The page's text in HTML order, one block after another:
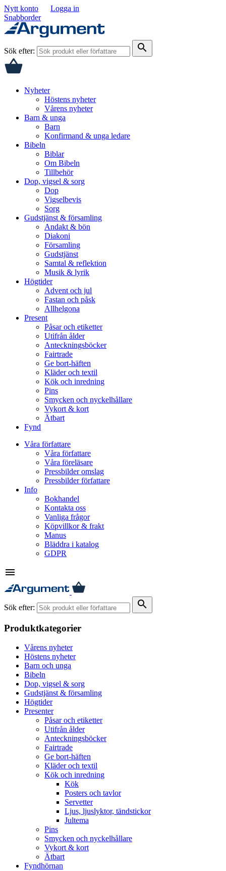
Nytt konto
Logga in
Snabborder
Sök efter: search
Nyheter
Höstens nyheter
Vårens nyheter
Barn & unga
Barn
Konfirmand & unga ledare
Bibeln
Biblar
Om Bibeln
Tillbehör
Dop, vigsel & sorg
Dop
Vigselbevis
Sorg
Gudstjänst & församling
Andakt & bön
Diakoni
Församling
Gudstjänst
Samtal & reflektion
Musik & lyrik
Högtider
Advent och jul
Fastan och påsk
Allhelgona
Present
Påsar och etiketter
Utifrån ålder
Anteckningsböcker
Fairtrade
Ge bort-häften
Kläder och textil
Kök och inredning
Pins
Smycken och nyckelhållare
Vykort & kort
Ätbart
Fynd
Våra författare
Våra författare
Våra föreläsare
Pressbilder omslag
Pressbilder författare
Info
Bokhandel
Kontakta oss
Vanliga frågor
Köpvillkor & frakt
Manus
Bläddra i katalog
GDPR
menu
Sök efter: search
Produktkategorier
Vårens nyheter
Höstens nyheter
Barn och unga
Bibeln
Dop, vigsel & sorg
Gudstjänst & församling
Högtider
Presenter
Påsar och etiketter
Utifrån ålder
Anteckningsböcker
Fairtrade
Ge bort-häften
Kläder och textil
Kök och inredning
Kök
Posters och tavlor
Servetter
Ljus, ljuslyktor, tändstickor
Jultema
Pins
Smycken och nyckelhållare
Vykort & kort
Ätbart
Fyndhörnan